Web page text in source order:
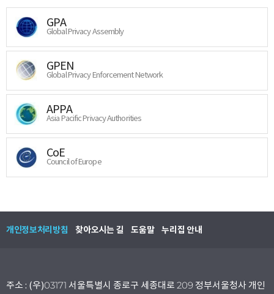
GPA
Global Privacy Assembly
GPEN
Global Privacy Enforcement Network
APPA
Asia Pacific Privacy Authorities
CoE
Council of Europe
개인정보처리방침 찾아오시는 길 도움말 누리집 안내
주소 : (우)03171 서울특별시 종로구 세종대로 209 정부서울청사 개인